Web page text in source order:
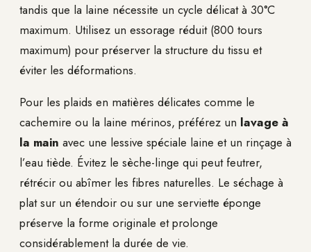
tandis que la laine nécessite un cycle délicat à 30°C
maximum. Utilisez un essorage réduit (800 tours
maximum) pour préserver la structure du tissu et
éviter les déformations.
Pour les plaids en matières délicates comme le
cachemire ou la laine mérinos, préférez un lavage à
la main avec une lessive spéciale laine et un rinçage à
l’eau tiède. Évitez le sèche-linge qui peut feutrer,
rétrécir ou abîmer les fibres naturelles. Le séchage à
plat sur un étendoir ou sur une serviette éponge
préserve la forme originale et prolonge
considérablement la durée de vie.